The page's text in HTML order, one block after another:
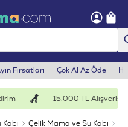
Fırsatları Çok Al Az Öde
15.000 TL Alışverişe
Çelik Mama ve Su Kabı